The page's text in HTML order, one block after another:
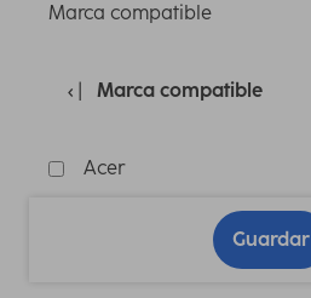
Marca compatible
Marca compatible
Acer
Guardar